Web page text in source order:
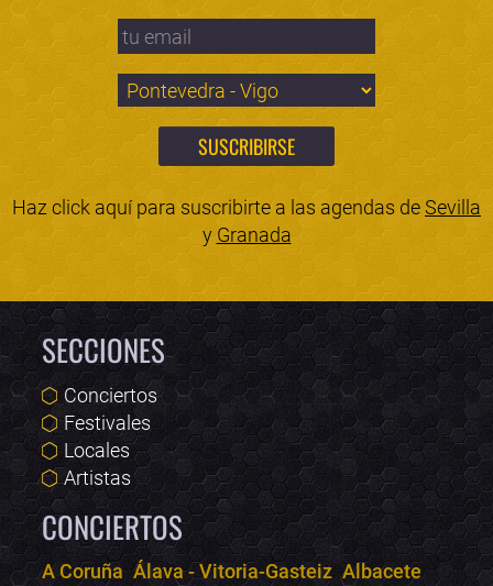
Haz click aquí para suscribirte a las agendas deSevilla
y Granada
SECCIONES
Conciertos
Festivales
Locales
Artistas
CONCIERTOS
A Coruña Álava - Vitoria-Gasteiz Albacete